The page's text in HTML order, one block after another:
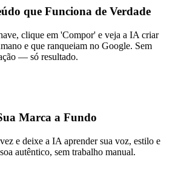
que Funciona de Verdade
clique em 'Compor' e veja a IA criar
e que ranqueiam no Google. Sem
— só resultado.
Marca a Fundo
e deixe a IA aprender sua voz, estilo e
autêntico, sem trabalho manual.